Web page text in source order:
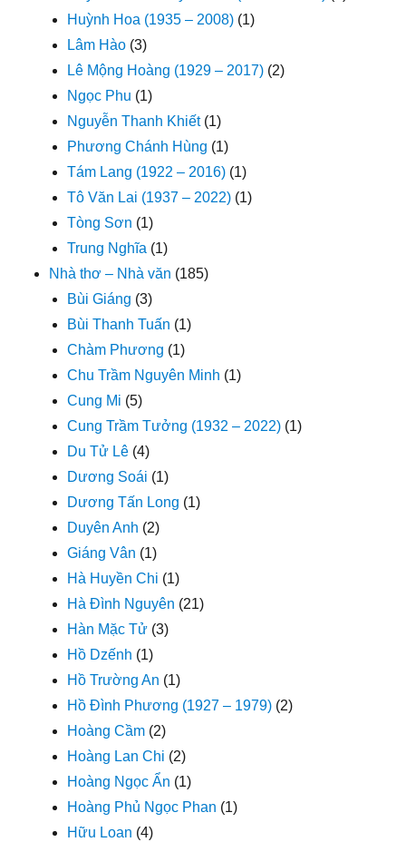
Huỳnh Hoa (1935 – 2008) (1)
Lâm Hào (3)
Lê Mộng Hoàng (1929 – 2017) (2)
Ngọc Phu (1)
Nguyễn Thanh Khiết(1)
Phương Chánh Hùng (1)
Tám Lang (1922 – 2016) (1)
Tô Văn Lai (1937 – 2022) (1)
Tòng Sơn (1)
Trung Nghĩa (1)
Nhà thơ – Nhà văn (185)
Bùi Giáng (3)
Bùi Thanh Tuấn (1)
Chàm Phương (1)
Chu Trầm Nguyên Minh (1)
Cung Mi (5)
Cung Trầm Tưởng (1932 – 2022) (1)
Du Tử Lê (4)
Dương Soái (1)
Dương Tấn Long (1)
Duyên Anh (2)
Giáng Vân (1)
Hà Huyền Chi (1)
Hà Đình Nguyên (21)
Hàn Mặc Tử (3)
Hồ Dzếnh (1)
Hồ Trường An (1)
Hồ Đình Phương (1927 – 1979) (2)
Hoàng Cầm (2)
Hoàng Lan Chi (2)
Hoàng Ngọc Ẩn (1)
Hoàng Phủ Ngọc Phan (1)
Hữu Loan (4)